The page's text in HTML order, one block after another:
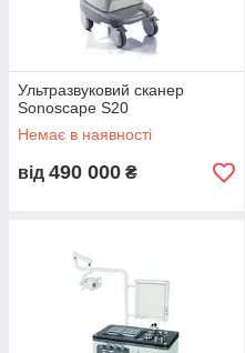
Ультразвуковий сканер
Sonoscape S20
Немає в наявності
від 490 000 ₴